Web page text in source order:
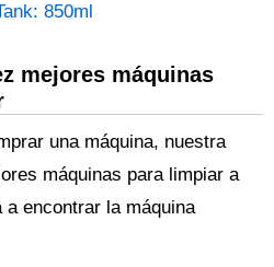
850ml
mejores máquinas
una máquina, nuestra
máquinas para limpiar a
a encontrar la máquina